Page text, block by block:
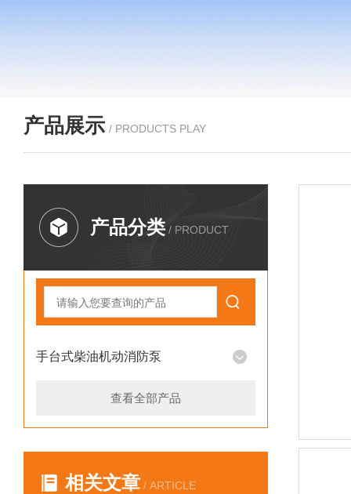
产品展示 / PRODUCTS PLAY
产品分类 / PRODUCT
手台式柴油机动消防泵
查看全部产品
相关文章 / ARTICLE